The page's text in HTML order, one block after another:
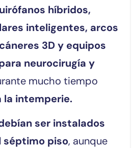
híbridos,
inteligentes, arcos
3D y equipos
neurocirugía y
mucho tiempo
la intemperie.
ser instalados
séptimo piso, aunque